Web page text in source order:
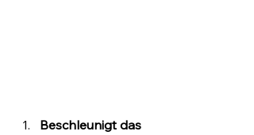
Beschleunigt das